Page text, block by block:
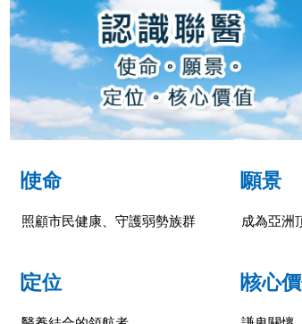
∣使命
照顧市民健康、守護弱勢族群
∣願景
成為亞洲
∣定位 ∣核心